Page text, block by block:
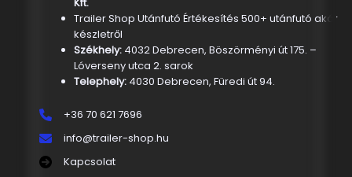
Trailer Shop Utánfutó Értékesítés 500+ utánfutó akár
készletről
Székhely: 4032 Debrecen, Böszörményi út 175. –
Lóverseny utca 2. sarok
Telephely:4030 Debrecen, Füredi út 94.
+36 70 621 7696
info@trailer-shop.hu
Kapcsolat